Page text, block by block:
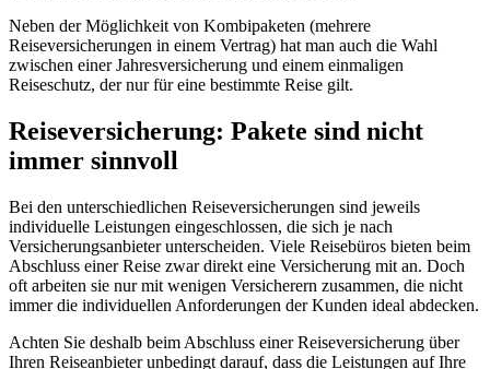
Neben der Möglichkeit von Kombipaketen (mehrere
Reiseversicherungen in einem Vertrag) hat man auch die Wahl
zwischen einer Jahresversicherung und einem einmaligen
Reiseschutz, der nur für eine bestimmte Reise gilt.
Reiseversicherung: Pakete sind nicht
immer sinnvoll
Bei den unterschiedlichen Reiseversicherungen sind jeweils
individuelle Leistungen eingeschlossen, die sich je nach
Versicherungsanbieter unterscheiden. Viele Reisebüros bieten beim
Abschluss einer Reise zwar direkt eine Versicherung mit an. Doch
oft arbeiten sie nur mit wenigen Versicherern zusammen, die nicht
immer die individuellen Anforderungen der Kunden ideal abdecken.
Achten Sie deshalb beim Abschluss einer Reiseversicherung über
Ihren Reiseanbieter unbedingt darauf, dass die Leistungen auf Ihre